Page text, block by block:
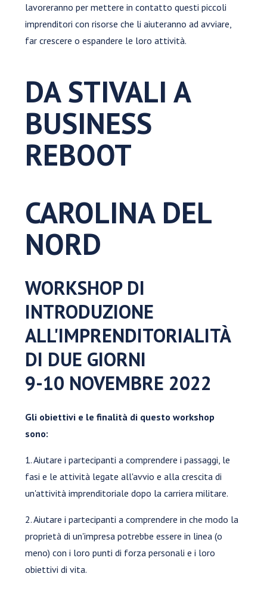
lavoreranno per mettere in contatto questi piccoli
imprenditori con risorse che li aiuteranno ad avviare,
far crescere o espandere le loro attività.
DA STIVALI A
BUSINESS
REBOOT
CAROLINA DEL
NORD
WORKSHOP DI
INTRODUZIONE
ALL'IMPRENDITORIALITÀ
DI DUE GIORNI
9-10 NOVEMBRE 2022
Gli obiettivi e le finalità di questo workshop
sono:
1. Aiutare i partecipanti a comprendere i passaggi, le
fasi e le attività legate all'avvio e alla crescita di
un'attività imprenditoriale dopo la carriera militare.
2. Aiutare i partecipanti a comprendere in che modo la
proprietà di un'impresa potrebbe essere in linea (o
meno) con i loro punti di forza personali e i loro
obiettivi di vita.